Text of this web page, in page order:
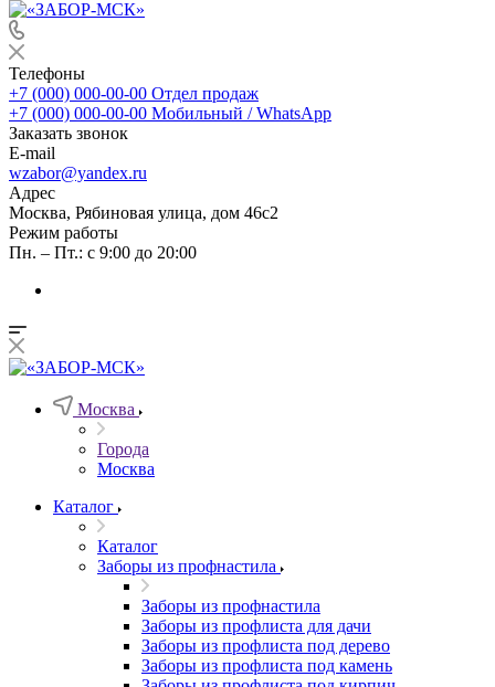
Телефоны
+7 (000) 000-00-00 Отдел продаж
+7 (000) 000-00-00 Мобильный / WhatsApp
Заказать звонок
E-mail
wzabor@yandex.ru
Адрес
Москва, Рябиновая улица, дом 46с2
Режим работы
Пн. – Пт.: с 9:00 до 20:00
Москва
Города
Москва
Каталог
Каталог
Заборы из профнастила
Заборы из профнастила
Заборы из профлиста для дачи
Заборы из профлиста под дерево
Заборы из профлиста под камень